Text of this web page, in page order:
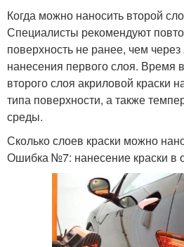
Когда можно наносить второй
Специалисты рекомендуют
поверхность не ранее, чем
нанесения первого слоя. Время
второго слоя акриловой краски
типа поверхности, а также
среды.
Сколько слоев краски можно
Ошибка №7: нанесение краски в